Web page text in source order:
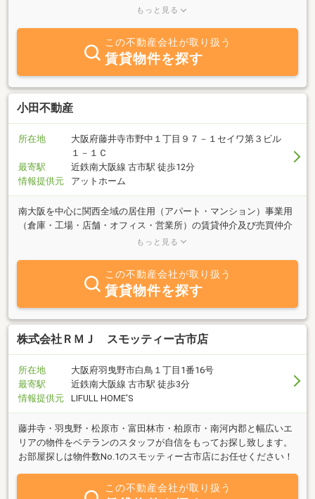
り扱う不動産屋です。居住用と一言に言いましても、売買物件もあ
案が出来るよう、お一人お一人にとって、ご購入されるのが一番良
いのか、または今は賃貸住宅をお借りになる方が適しているのか
を、不動産のプロとして、責任を持ってご提示させて頂きます。不
動産をお探しの際には、どうぞお気軽にお声がけ下さい。「貴方に
とっての最適をご提案させていただきます」。
もっと見る
この不動産会社が取り扱う
賃貸物件を探す
小田不動産
所在地
大阪府藤井寺市野中１丁目９７－１セイワ第３ビル
１－１Ｃ
最寄駅
近鉄南大阪線 古市駅 徒歩12分
情報提供元
アットホーム
南大阪を中心に関西全域の居住用（アパート・マンション）事業用
（倉庫・工場・店舗・オフィス・営業所）の賃貸仲介及び売買仲介
及び建物管理をしております。お問い合わせ、ご相談お待ちしてお
もっと見る
この不動産会社が取り扱う
賃貸物件を探す
株式会社ＲＭＪ スモッティー古市店
所在地
大阪府羽曳野市白鳥１丁目1番16号
最寄駅
近鉄南大阪線 古市駅 徒歩3分
情報提供元
LIFULL HOME'S
藤井寺・羽曳野・松原市・富田林市・柏原市・南河内郡と幅広いエ
リアの物件をベテランのスタッフが自信をもってお探し致します。
お部屋探しは物件数No.1のスモッティー古市店にお任せください！
この不動産会社が取り扱う